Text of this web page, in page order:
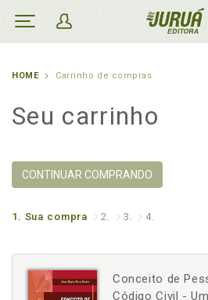
HOME Carrinho de compras
Seu carrinho
CONTINUAR COMPRANDO
1. Sua compra 2. 3. 4.
Conceito de
Código Civil -